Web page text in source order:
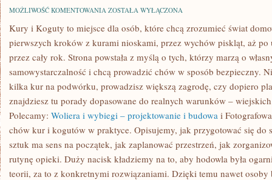
MOŻLIWOŚĆ KOMENTOWANIA PAPUGI
ICH
ZOSTAŁA WYŁĄCZONA
Kury i Koguty to miejsce dla osób, które chcą zrozumieć świat
pierwszych kroków z kurami nioskami, przez wychów piskląt, aż po
przez cały rok. Strona powstała z myślą o tych, którzy marzą o
samowystarczalność i chcą prowadzić chów w sposób bezpieczny.
kilka kur na podwórku, prowadzisz większą zagrodę, czy dopiero
znajdziesz tu porady dopasowane do realnych warunków –
Polecamy: Woliera i wybiegi – projektowanie i budowa i
chów kur i kogutów w praktyce. Opisujemy, jak przygotować się do
sztuk ma sens na początek, jak zaplanować przestrzeń, jak
rutynę opieki. Duży nacisk kładziemy na to, aby hodowla była
teorii, za to z konkretnymi rozwiązaniami. Dzięki temu nawet osoby